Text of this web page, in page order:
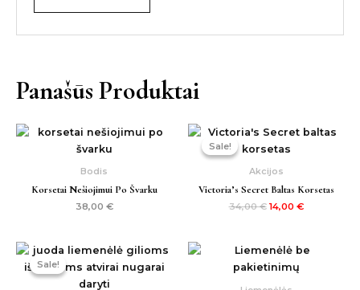
Panašūs Produktai
Bodis
Korsetai Nešiojimui Po Švarku
38,00 €
Sale!
Sale!
Akcijos
Victoria’s Secret Baltas Korsetas
34,00€
Original
price
was:
14,00 €
Current
price
Sale!
Sale!
Original
was:
24,00 €.
Current
price
is: